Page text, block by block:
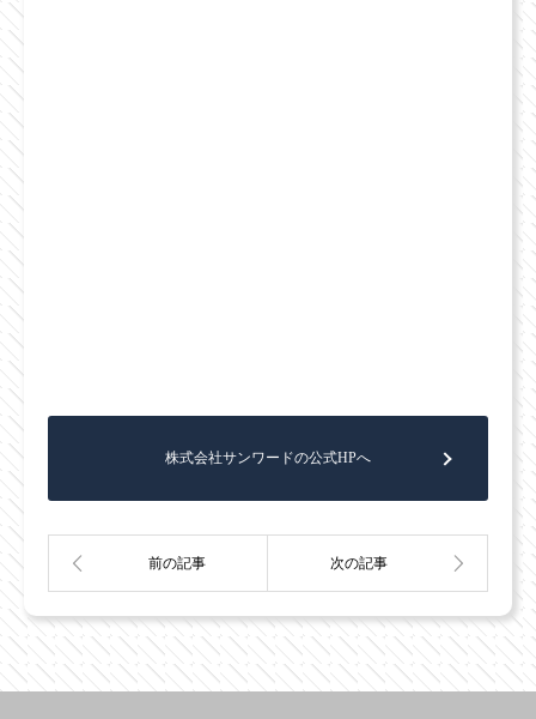
株式会社サンワードの公式HPへ